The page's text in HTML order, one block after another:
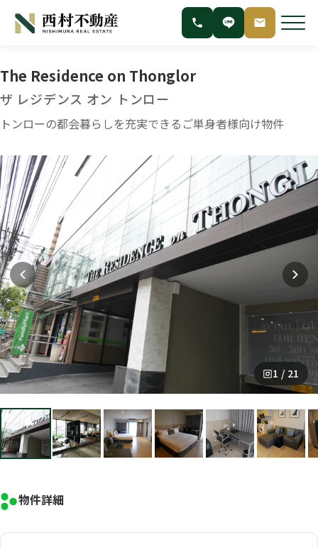
The Residence on Thonglor
ザ レジデンス オン トンロー
トンローの都会暮らしを充実できるご単身者様向け物件
1 / 21
物件詳細